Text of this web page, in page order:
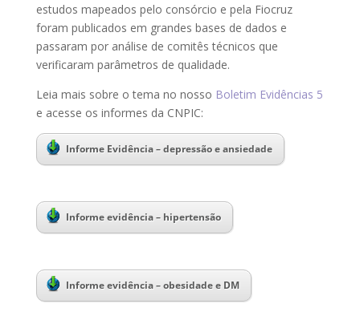
estudos mapeados pelo consórcio e pela Fiocruz
foram publicados em grandes bases de dados e
passaram por análise de comitês técnicos que
verificaram parâmetros de qualidade.
Leia mais sobre o tema no nosso Boletim Evidências 5
e acesse os informes da CNPIC:
Informe Evidência – depressão e ansiedade
Informe evidência – hipertensão
Informe evidência – obesidade e DM